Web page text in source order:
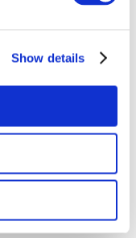
Show details